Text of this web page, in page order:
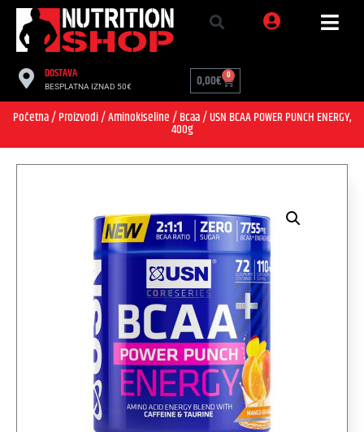
DOSTAVA
BESPLATNA IZNAD 50€ 0,00€ 0
Početna/Proizvodi/Aminokiseline/Bcaa/ USN BCAA POWER PUNCH ENERGY,
400g